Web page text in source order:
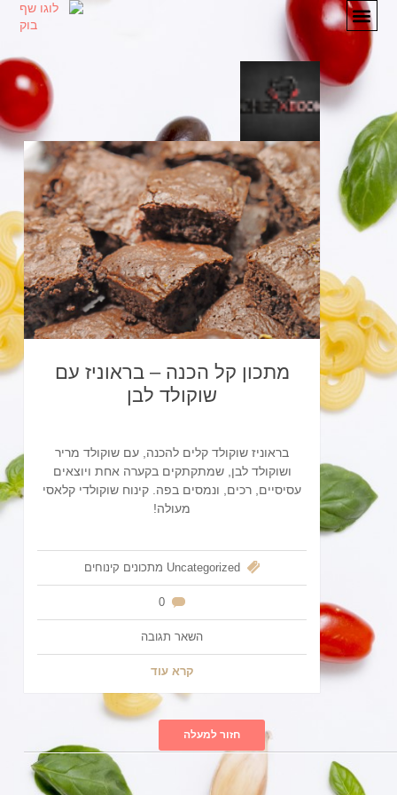
מתכונים
המלצות
אודות
יצירת קשר
מתכון קל הכנה – בראוניז עם
שוקולד לבן
בראוניז שוקולד קלים להכנה, עם שוקולד מריר
ושוקולד לבן, שמתקתקים בקערה אחת ויוצאים
עסיסיים, רכים, ונמסים בפה. קינוח שוקולדי קלאסי
מעולה!
Uncategorized מתכונים קינוחים
0
השאר תגובה
קרא עוד
חזור למעלה